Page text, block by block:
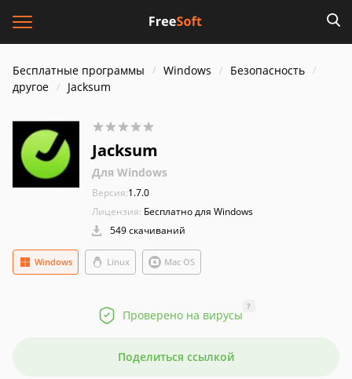
Бесплатные программы Windows
Безопасность
другое
Jacksum
Jacksum
Для Windows
Версия:1.7.0
Лицензия: Бесплатно для Windows
549 скачиваний
Windows Linux Mac OS
Проверено на вирусы
?
Поделиться ссылкой